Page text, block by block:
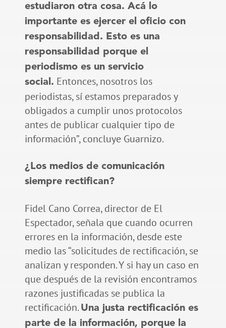
estudiaron otra cosa. Acá lo
importante es ejercer el oficio con
responsabilidad. Esto es una
responsabilidad porque el
periodismo es un servicio
social. Entonces, nosotros los
periodistas, sí estamos preparados y
obligados a cumplir unos protocolos
antes de publicar cualquier tipo de
información”, concluye Guarnizo.
¿Los medios de comunicación
siempre rectifican?
Fidel Cano Correa, director de El
Espectador, señala que cuando ocurren
errores en la información, desde este
medio las “solicitudes de rectificación, se
analizan y responden. Y si hay un caso en
que después de la revisión encontramos
razones justificadas se publica la
rectificación. Una justa rectificación es
parte de la información, porque la